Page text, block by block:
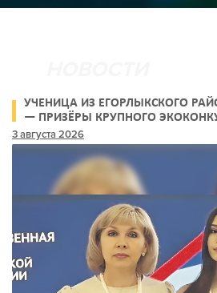
УЧЕНИЦА ИЗ ЕГОРЛЫКСКОГО
— ПРИЗЁРЫ КРУПНОГО
3 августа 2026